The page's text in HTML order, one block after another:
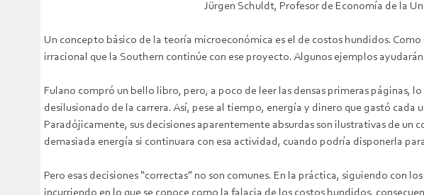
Jürgen Schuldt, Profesor de Economía de la
Un concepto básico de la teoría microeconómica es el de costos hundidos.
irracional que la Southern continúe con ese proyecto. Algunos ejemplos
Fulano compró un bello libro, pero, a poco de leer las densas primeras páginas,
desilusionado de la carrera. Así, pese al tiempo, energía y dinero que gastó
Paradójicamente, sus decisiones aparentemente absurdas son ilustrativas de
demasiada energía si continuara con esa actividad, cuando podría disponerla
Pero esas decisiones “correctas” no son comunes. En la práctica, siguiendo